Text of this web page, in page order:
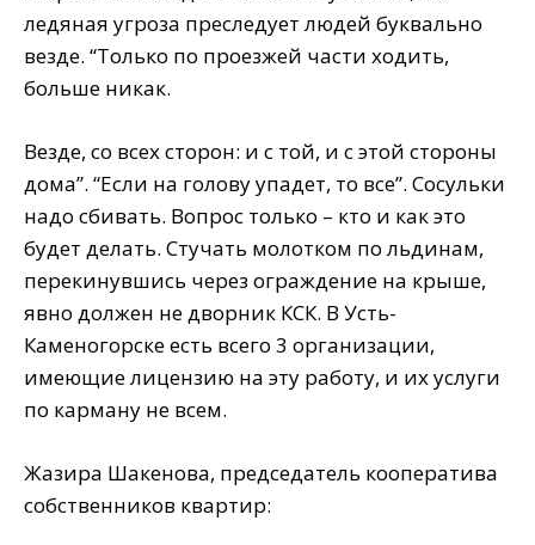
ледяная угроза преследует людей буквально
везде. “Только по проезжей части ходить,
больше никак.
Везде, со всех сторон: и с той, и с этой стороны
дома”. “Если на голову упадет, то все”. Сосульки
надо сбивать. Вопрос только – кто и как это
будет делать. Стучать молотком по льдинам,
перекинувшись через ограждение на крыше,
явно должен не дворник КСК. В Усть-
Каменогорске есть всего 3 организации,
имеющие лицензию на эту работу, и их услуги
по карману не всем.
Жазира Шакенова, председатель кооператива
собственников квартир: